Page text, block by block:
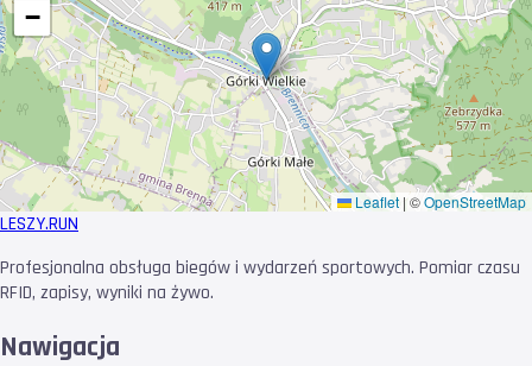
−
Leaflet |©OpenStreetMap
LESZY.RUN
Profesjonalna obsługa biegów i wydarzeń sportowych. Pomiar czasu
RFID, zapisy, wyniki na żywo.
Nawigacja